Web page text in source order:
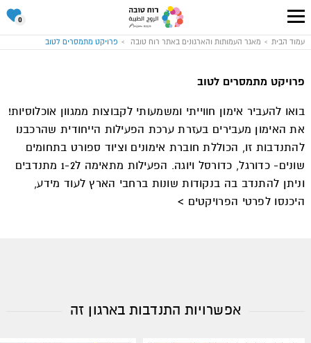
עבור
לעמוד
0
סל
שלי
עמוד הבית מאגר העמותות והארגונים באתר רוח טובה פרויקט מתמסרים לטוב
פרויקט מתמסרים לטוב
בואו להעביר אימון חווייתי ומשמעותי לקבוצות ממגוון אוכלוסיות!
את האימון מעבירים בעזרת ערכת הפעילות הייחודית שהרכבנו
להתנדבות זו, הכוללת חוברת אימונים וציוד ספורט בתחומים
שונים- כדורגל, כדורסל ויוגה. הפעילות מתאימה ל1-2 מתנדבים
וניתן להתנדב בה בנקודות שונות ברחבי הארץ לעוד מידע,
היכנסו לפרטי הפרויקטים >
אפשרויות התנדבות בארגון זה